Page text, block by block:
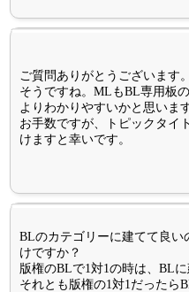
ご質問ありがとうございます。
そうですね。MLもBL専用板
よりわかりやすいかと思います
お手数ですが、トピックタイ
けますと幸いです。
BLのカテゴリーに建てて良
けですか？
版権のBLで1対1の時は、BL
それとも版権の1対1だったら